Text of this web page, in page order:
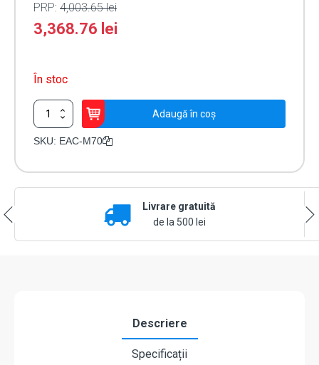
PRP: 4,003.65lei
3,368.76 lei
În stoc
Cantitate
Kit
INCEDO,
Adaugă în coș
SKU: EAC-M70
Livrare gratuită
de la 500 lei
Descriere
Specificații